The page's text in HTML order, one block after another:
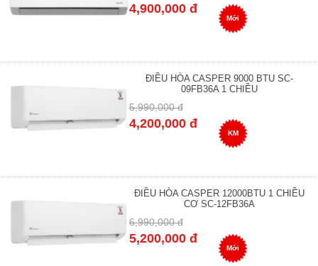
4,900,000 đ
Mới
ĐIỀU HÒA CASPER 9000 BTU SC-
09FB36A 1 CHIỀU
5,990,000 đ
4,200,000 đ
KM
ĐIỀU HÒA CASPER 12000BTU 1 CHIỀU
CƠ SC-12FB36A
6,990,000 đ
5,200,000 đ
Mới